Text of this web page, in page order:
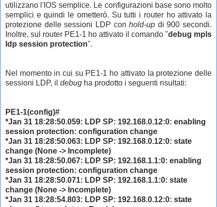
utilizzano l'IOS semplice. Le configurazioni base sono molto
semplici e quindi le ometterò. Su tutti i router ho attivato la
protezione delle sessioni LDP conhold-up di 900 secondi.
Inoltre, sul router PE1-1 ho attivato il comando "debug mpls
ldp session protection".
Nel momento in cui su PE1-1 ho attivato la protezione delle
sessioni LDP, il debug ha prodotto i seguenti risultati:
PE1-1(config)#
*Jan 31 18:28:50.059: LDP SP: 192.168.0.12:0: enabling
session protection: configuration change
*Jan 31 18:28:50.063: LDP SP: 192.168.0.12:0: state
change (None -> Incomplete)
*Jan 31 18:28:50.067: LDP SP: 192.168.1.1:0: enabling
session protection: configuration change
*Jan 31 18:28:50.071: LDP SP: 192.168.1.1:0: state
change (None -> Incomplete)
*Jan 31 18:28:54.803: LDP SP: 192.168.0.12:0: state